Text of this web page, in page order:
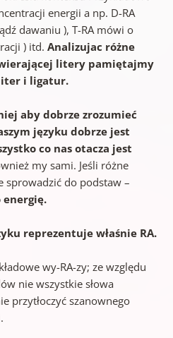
energii a np. D-RA
dawaniu ), T-RA mówi o
) itd. Analizujac różne
litery pamiętajmy
i ligatur.
aby dobrze zrozumieć
języku dobrze jest
co nas otacza jest
my sami. Jeśli różne
sprowadzić do podstaw –
energię.
reprezentuje właśnie RA.
wy-RA-zy; ze względu
nie wszystkie słowa
przytłoczyć szanownego